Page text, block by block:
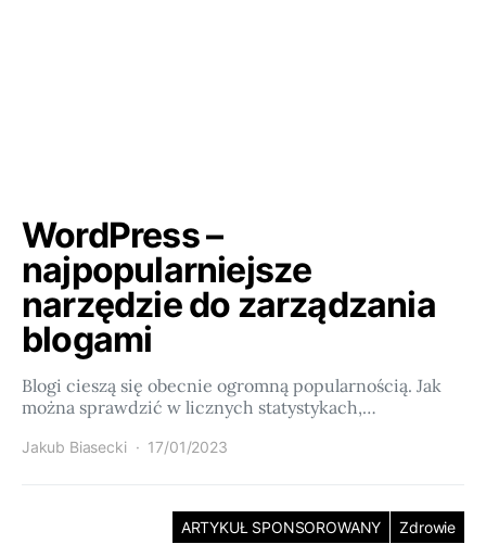
WordPress –
najpopularniejsze
narzędzie do zarządzania
blogami
Blogi cieszą się obecnie ogromną popularnością. Jak
można sprawdzić w licznych statystykach,…
Jakub Biasecki 17/01/2023
ARTYKUŁ SPONSOROWANY Zdrowie